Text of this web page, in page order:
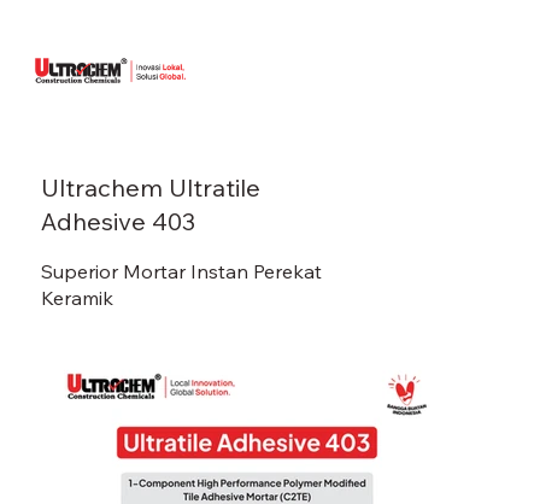
Ultrachem Ultratile
Adhesive 403
Superior Mortar Instan Perekat
Keramik